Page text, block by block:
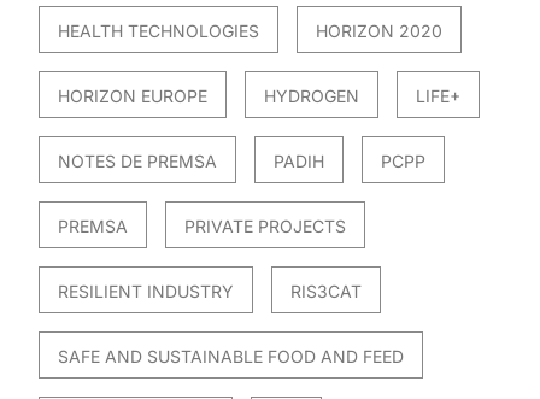
HEALTH TECHNOLOGIES HORIZON 2020
HORIZON EUROPE HYDROGEN LIFE+
NOTES DE PREMSA PADIH PCPP
PREMSA PRIVATE PROJECTS
RESILIENT INDUSTRY RIS3CAT
SAFE AND SUSTAINABLE FOOD AND FEED